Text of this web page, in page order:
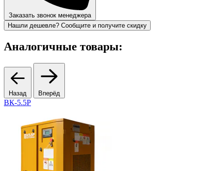
Заказать звонок менеджера
Нашли дешевле? Сообщите и получите скидку
Аналогичные товары:
Назад Вперёд
ВК-5.5Р